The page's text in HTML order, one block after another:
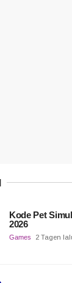
Kode Pet
2026
Games 2 Tagen